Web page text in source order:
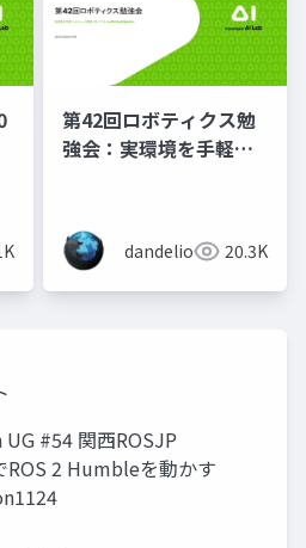
第42回ロボティクス勉
強会：実環境を手軽に
pointcloud2gazebo
dandelion 20.3K
UG #54 関西ROSJP
ROS 2 Humbleを動かす